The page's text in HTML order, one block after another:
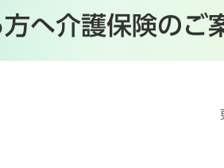
へ介護保険のご